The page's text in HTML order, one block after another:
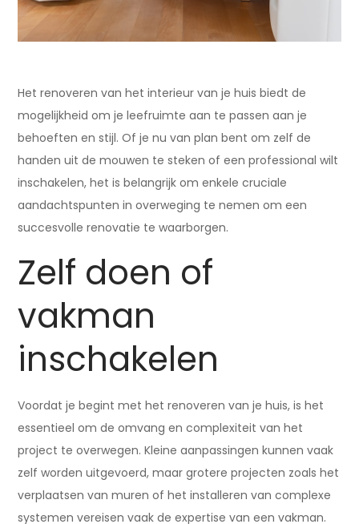
Het renoveren van het interieur van je huis biedt de
mogelijkheid om je leefruimte aan te passen aan je
behoeften en stijl. Of je nu van plan bent om zelf de
handen uit de mouwen te steken of een professional wilt
inschakelen, het is belangrijk om enkele cruciale
aandachtspunten in overweging te nemen om een
succesvolle renovatie te waarborgen.
Zelf doen of
vakman
inschakelen
Voordat je begint met het renoveren van je huis, is het
essentieel om de omvang en complexiteit van het
project te overwegen. Kleine aanpassingen kunnen vaak
zelf worden uitgevoerd, maar grotere projecten zoals het
verplaatsen van muren of het installeren van complexe
systemen vereisen vaak de expertise van een vakman.